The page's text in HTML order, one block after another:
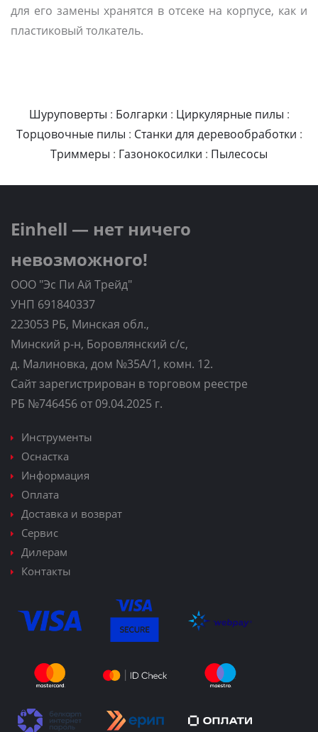
для его замены хранятся в отсеке на корпусе, как и
пластиковый толкатель.
Шуруповерты : Болгарки : Циркулярные пилы :
Торцовочные пилы : Станки для деревообработки :
Триммеры : Газонокосилки : Пылесосы
Einhell — нет ничего
невозможного!
ООО "Эс Пи Ай Трейд"
УНП 691840337
223053 РБ, Минская обл.,
Минский р-н, Боровлянский с/с,
д. Малиновка, дом №35A/1, комн. 12.
Сайт зарегистрирован в торговом реестре
РБ №746456 от 09.04.2025 г.
Инструменты
Оснастка
Информация
Оплата
Доставка и возврат
Сервис
Дилерам
Контакты